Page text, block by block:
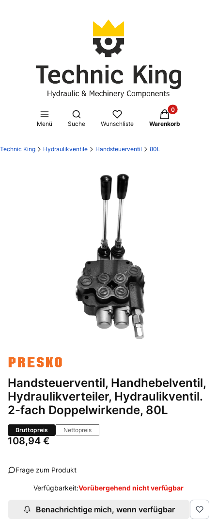
Menü
Suchmaschine öffnen
Suche Wunschliste
Produkte im
Warenkorb
Technic King Hydraulikventile Handsteuerventil 80L
Handsteuerventil, Handhebelventil,
Hydraulikverteiler, Hydraulikventil.
2-fach Doppelwirkende, 80L
Bruttopreis Nettopreis
Preis
108,94 €
Frage zum Produkt
Verfügbarkeit:Vorübergehend nicht verfügbar
Benachrichtige mich, wenn verfügbar